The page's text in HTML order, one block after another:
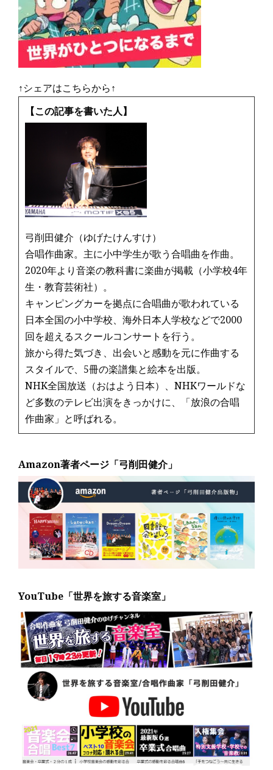
↑シェアはこちらから↑
【この記事を書いた人】
弓削田健介（ゆげたけんすけ）
合唱作曲家。主に小中学生が歌う合唱曲を作曲。
2020年より音楽の教科書に楽曲が掲載（小学校4年
生・教育芸術社）。
キャンピングカーを拠点に合唱曲が歌われている
日本全国の小中学校、海外日本人学校などで2000
回を超えるスクールコンサートを行う。
旅から得た気づき、出会いと感動を元に作曲する
スタイルで、5冊の楽譜集と絵本を出版。
NHK全国放送（おはよう日本）、NHKワールドな
ど多数のテレビ出演をきっかけに、「放浪の合唱
作曲家」と呼ばれる。
Amazon著者ページ「弓削田健介」
YouTube「世界を旅する音楽室」